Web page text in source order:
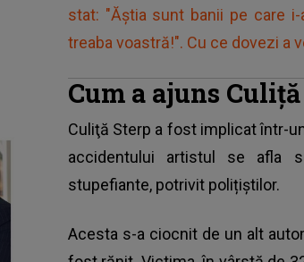
stat: "Ăștia sunt banii pe care
treaba voastră!". Cu ce dovezi a
Cum a ajuns
Culiţă Sterp a fost implicat într-
accidentului artistul se afla
stupefiante, potrivit polițiștilor.
Acesta s-a ciocnit de un alt